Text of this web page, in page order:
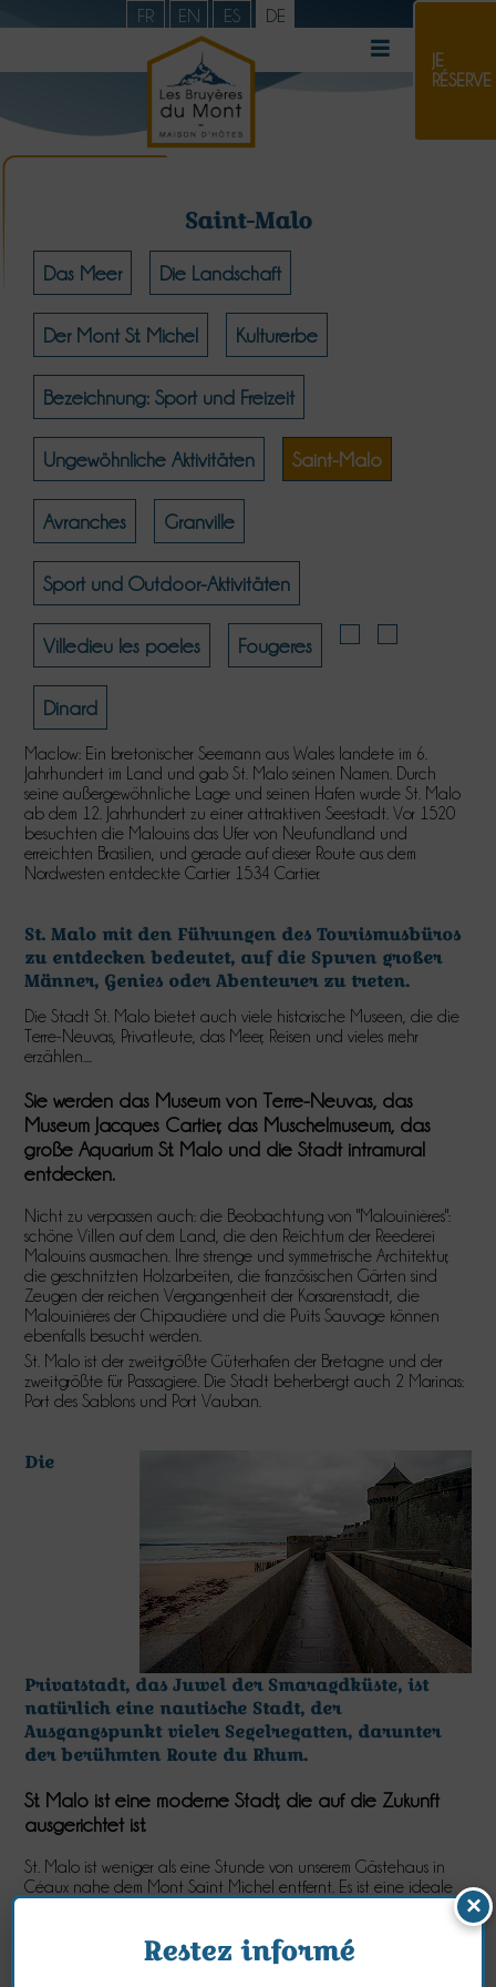
FR EN ES DE
JE
RÉSERVE
Saint-Malo
Das Meer Die Landschaft
Der Mont St. Michel Kulturerbe
Bezeichnung: Sport und Freizeit
Ungewöhnliche Aktivitäten Saint-Malo
Avranches Granville
Sport und Outdoor-Aktivitäten
Villedieu les poeles Fougeres
Dinard
Maclow: Ein bretonischer Seemann aus Wales landete im 6.
Jahrhundert im Land und gab St. Malo seinen Namen. Durch
seine außergewöhnliche Lage und seinen Hafen wurde St. Malo
ab dem 12. Jahrhundert zu einer attraktiven Seestadt. Vor 1520
besuchten die Malouins das Ufer von Neufundland und
erreichten Brasilien, und gerade auf dieser Route aus dem
Nordwesten entdeckte Cartier 1534 Cartier.
St. Malo mit den Führungen des Tourismusbüros
zu entdecken bedeutet, auf die Spuren großer
Männer, Genies oder Abenteurer zu treten.
Die Stadt St. Malo bietet auch viele historische Museen, die die
Terre-Neuvas, Privatleute, das Meer, Reisen und vieles mehr
erzählen....
Sie werden das Museum von Terre-Neuvas, das
Museum Jacques Cartier, das Muschelmuseum, das
große Aquarium St. Malo und die Stadt intramural
entdecken.
Nicht zu verpassen auch: die Beobachtung von "Malouinières":
schöne Villen auf dem Land, die den Reichtum der Reederei
Malouins ausmachen. Ihre strenge und symmetrische Architektur,
die geschnitzten Holzarbeiten, die französischen Gärten sind
Zeugen der reichen Vergangenheit der Korsarenstadt, die
Malouinières der Chipaudière und die Puits Sauvage können
ebenfalls besucht werden.
St. Malo ist der zweitgrößte Güterhafen der Bretagne und der
zweitgrößte für Passagiere. Die Stadt beherbergt auch 2 Marinas:
Port des Sablons und Port Vauban.
Die
Privatstadt, das Juwel der Smaragdküste, ist
natürlich eine nautische Stadt, der
Ausgangspunkt vieler Segelregatten, darunter
der berühmten Route du Rhum.
St. Malo ist eine moderne Stadt, die auf die Zukunft
ausgerichtet ist.
St. Malo ist weniger als eine Stunde von unserem Gästehaus in
Céaux nahe dem Mont Saint Michel entfernt. Es ist eine ideale
Informationen im Tourismusbüro: Esplanade Saint-Vincent - tél : 0
×
Restez informé